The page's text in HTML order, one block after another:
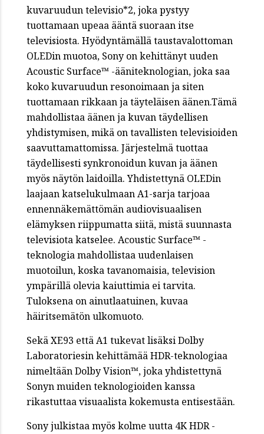
kuvaruudun televisio*2, joka pystyy
tuottamaan upeaa ääntä suoraan itse
televisiosta. Hyödyntämällä taustavalottoman
OLEDin muotoa, Sony on kehittänyt uuden
Acoustic Surface™ -ääniteknologian, joka saa
koko kuvaruudun resonoimaan ja siten
tuottamaan rikkaan ja täyteläisen äänen.Tämä
mahdollistaa äänen ja kuvan täydellisen
yhdistymisen, mikä on tavallisten televisioiden
saavuttamattomissa. Järjestelmä tuottaa
täydellisesti synkronoidun kuvan ja äänen
myös näytön laidoilla. Yhdistettynä OLEDin
laajaan katselukulmaan A1-sarja tarjoaa
ennennäkemättömän audiovisuaalisen
elämyksen riippumatta siitä, mistä suunnasta
televisiota katselee. Acoustic Surface™ -
teknologia mahdollistaa uudenlaisen
muotoilun, koska tavanomaisia, television
ympärillä olevia kaiuttimia ei tarvita.
Tuloksena on ainutlaatuinen, kuvaa
häiritsemätön ulkomuoto.
Sekä XE93 että A1 tukevat lisäksi Dolby
Laboratoriesin kehittämää HDR-teknologiaa
nimeltään Dolby Vision™, joka yhdistettynä
Sonyn muiden teknologioiden kanssa
rikastuttaa visuaalista kokemusta entisestään.
Sony julkistaa myös kolme uutta 4K HDR -